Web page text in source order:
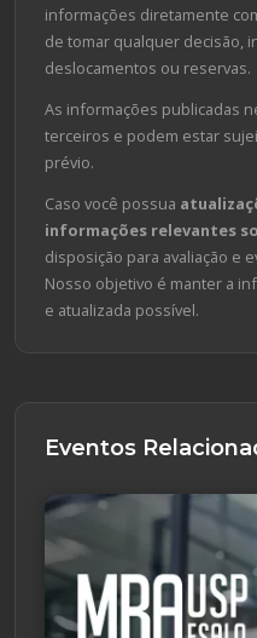
informações diretamente
de tomar qualquer decisão,
deslocamentos ou reservas.
As informações publicadas
terceiros e podem estar
prévio.
Caso você possua
informações relevantes
disposição para avaliação e
Nosso objetivo é manter a
e atualizada possível.
Eventos